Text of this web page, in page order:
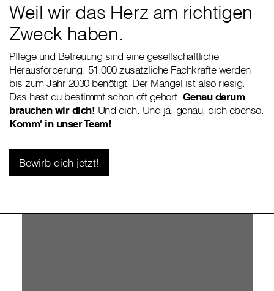
Weil wir das Herz am richtigen
Zweck haben.
Pflege und Betreuung sind eine gesellschaftliche
Herausforderung: 51.000 zusätzliche Fachkräfte werden
bis zum Jahr 2030 benötigt. Der Mangel ist also riesig.
Das hast du bestimmt schon oft gehört. Genau darum
brauchen wir dich! Und dich. Und ja, genau, dich ebenso.
Komm' in unser Team!
Bewirb dich jetzt!